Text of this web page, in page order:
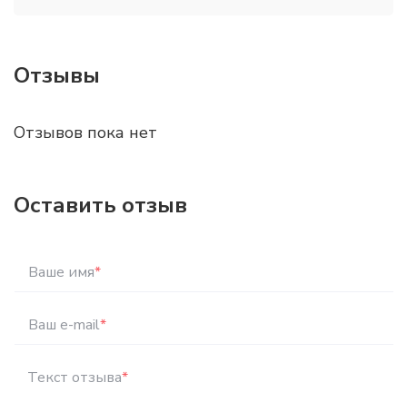
Отзывы
Отзывов пока нет
Оставить отзыв
Ваше имя*
Ваш e-mail*
Текст отзыва*